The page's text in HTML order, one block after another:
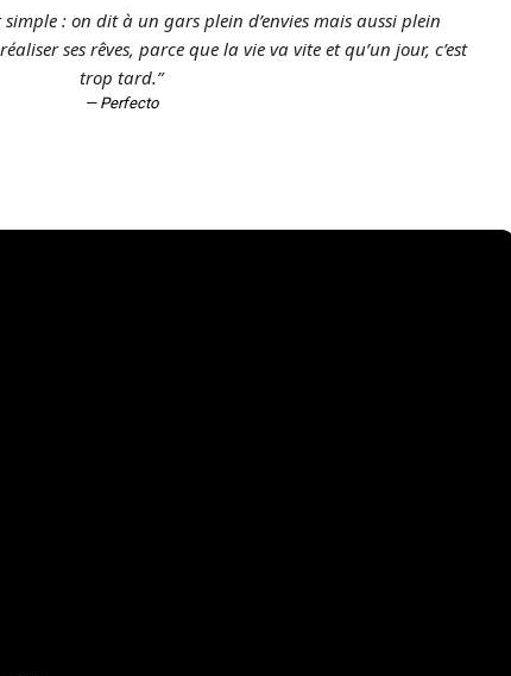
simple : on dit à un gars plein d’envies mais aussi plein
ses rêves, parce que la vie va vite et qu’un jour, c’est
trop tard.”
— Perfecto